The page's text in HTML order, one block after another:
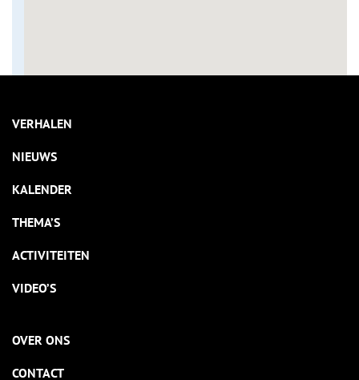
VERHALEN
NIEUWS
KALENDER
THEMA’S
ACTIVITEITEN
VIDEO’S
OVER ONS
CONTACT